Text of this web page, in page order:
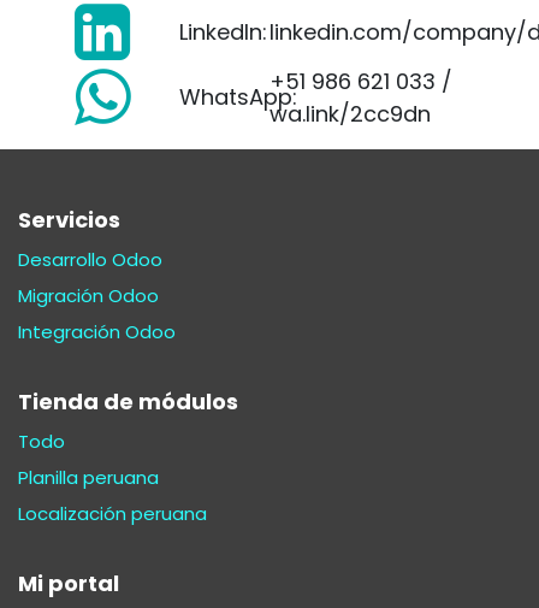
LinkedIn:linkedin.com/company/
WhatsApp:
+51 986 621 033 /
wa.link/2cc9dn
Servicios
Desarrollo Odoo
Migración Odoo
Integración Odoo
Tienda de módulos
Todo
Planilla peruana
Localización peruana
Mi portal